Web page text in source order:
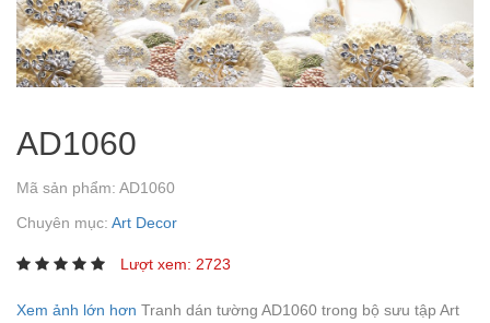
AD1060
Mã sản phẩm: AD1060
Chuyên mục: Art Decor
Lượt xem: 2723
Xem ảnh lớn hơn Tranh dán tường AD1060 trong bộ sưu tập Art